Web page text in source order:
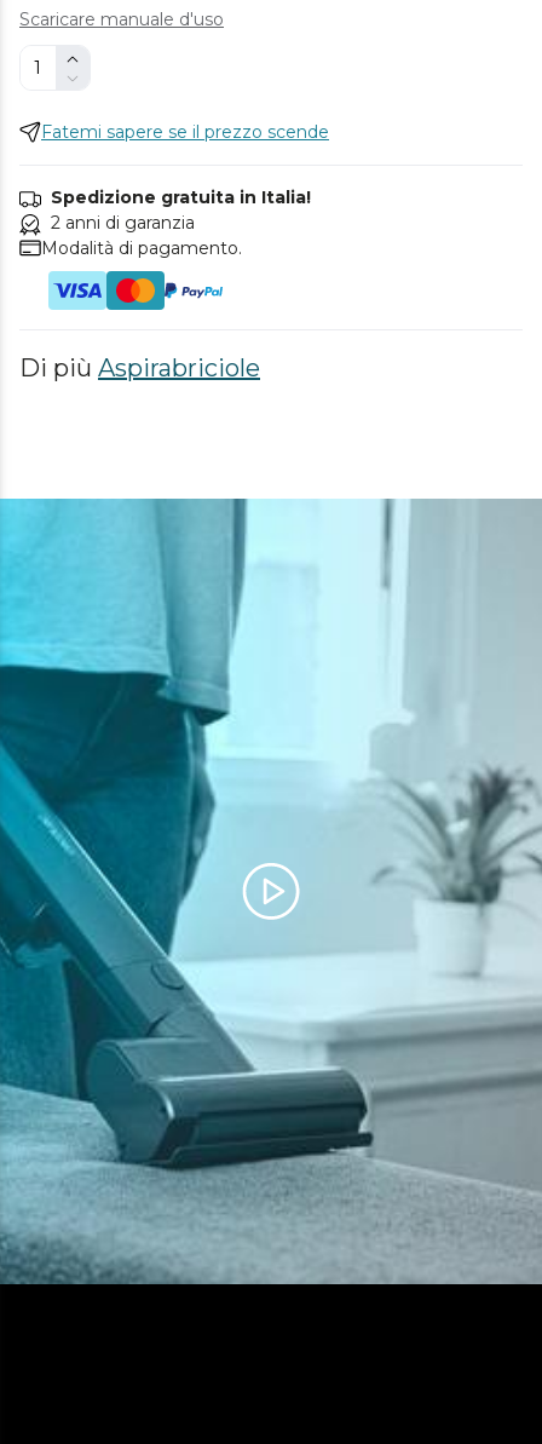
Scaricare manuale d'uso
Fatemi sapere se il prezzo scende
Spedizione gratuita in Italia!
2 anni di garanzia
Modalità di pagamento.
Di più Aspirabriciole